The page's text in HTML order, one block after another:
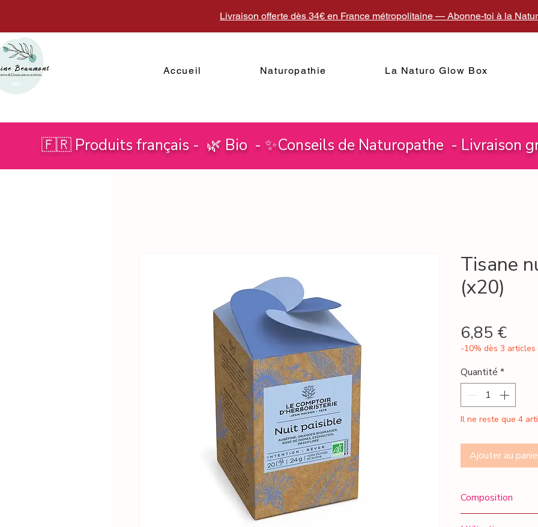
Livraison offerte dès 34€ en France métropolitaine — Abonne-toi à la
Accueil Naturopathie La Naturo Glow Box
🇫🇷 Produits français - 🌿 Bio - ✨Conseils de Naturopathe - Livraison
Tisane
(x20)
6,85 €Prix
-10% dès 3
Quantité *
Il ne reste que 4
Ajouter au
Composition